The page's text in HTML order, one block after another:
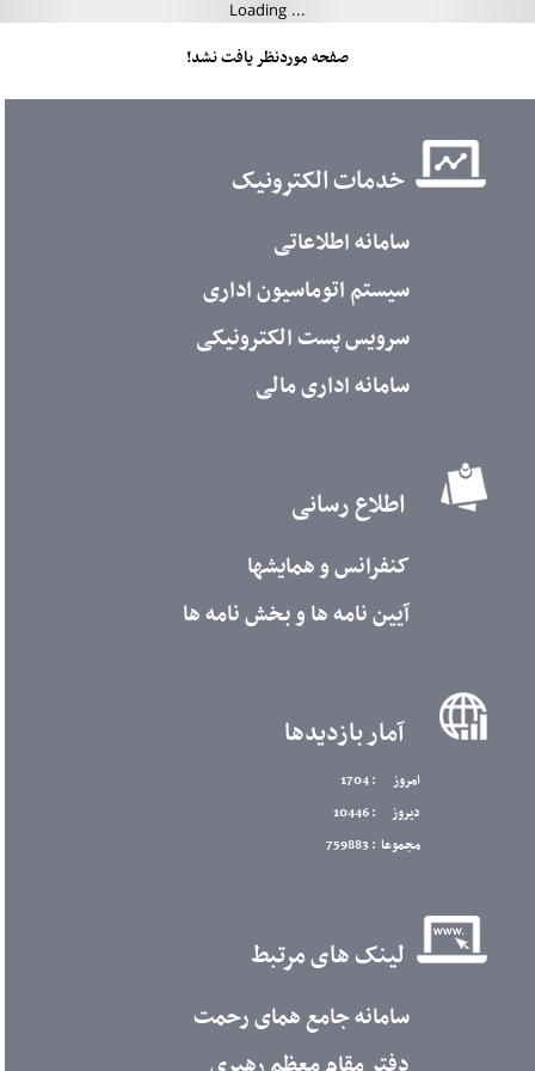
صفحه موردنظر یافت نشد!
خدمات الکترونیک
سامانه اطلاعاتی
سیستم اتوماسیون اداری
سرویس پست الکترونیکی
سامانه اداری مالی
اطلاع رسانی
کنفرانس و همایشها
آیین نامه ها و بخش نامه ها
آمار بازدیدها
امروز
: 1704
دیروز
: 10446
مجموعا : 759883
لینک های مرتبط
سامانه جامع همای رحمت